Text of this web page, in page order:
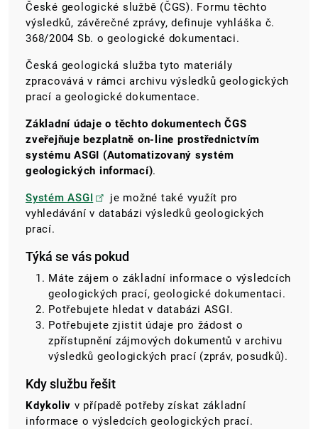
České geologické službě (ČGS). Formu těchto
výsledků, závěrečné zprávy, definuje vyhláška č.
368/2004 Sb. o geologické dokumentaci.
Česká geologická služba tyto materiály
zpracovává v rámci archivu výsledků geologických
prací a geologické dokumentace.
Základní údaje o těchto dokumentech ČGS
zveřejňuje bezplatně on-line prostřednictvím
systému ASGI (Automatizovaný systém
geologických informací).
Systém ASGI
je možné také využít pro
vyhledávání v databázi výsledků geologických
prací.
Týká se vás pokud
Máte zájem o základní informace o výsledcích
geologických prací, geologické dokumentaci.
Potřebujete hledat v databázi ASGI.
Potřebujete zjistit údaje pro žádost o
zpřístupnění zájmových dokumentů v archivu
výsledků geologických prací (zpráv, posudků).
Kdy službu řešit
Kdykoliv v případě potřeby získat základní
informace o výsledcích geologických prací.